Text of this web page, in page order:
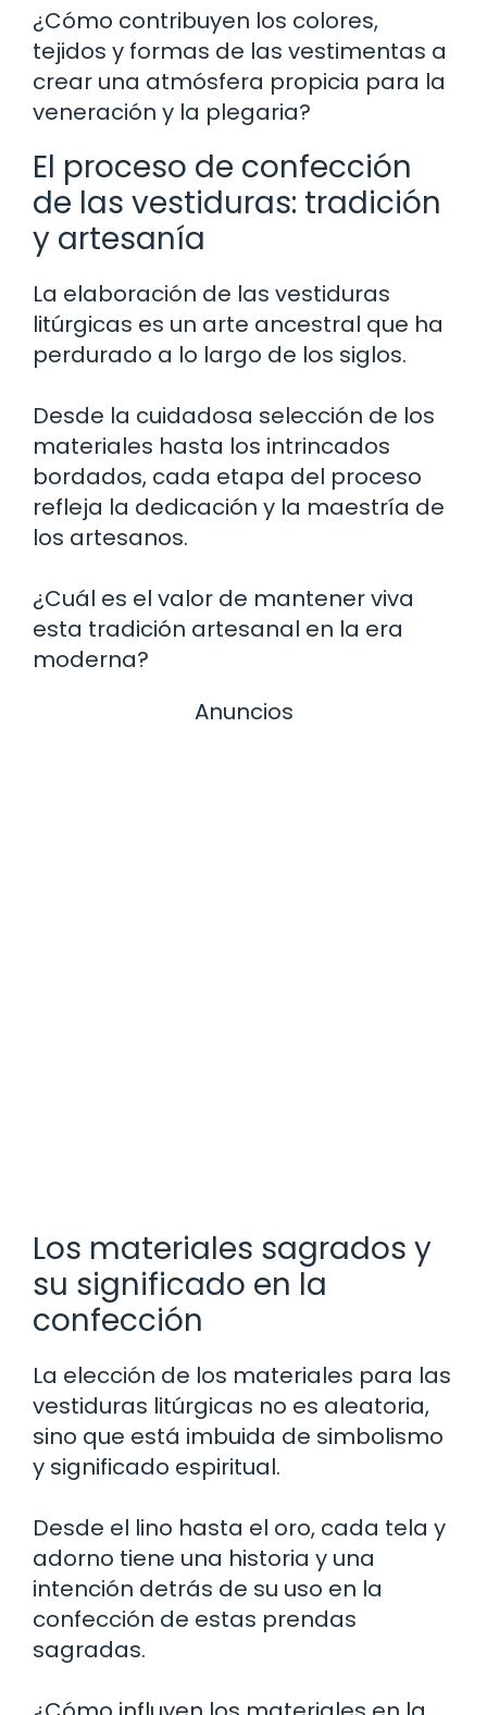
¿Cómo contribuyen los colores,
tejidos y formas de las vestimentas a
crear una atmósfera propicia para la
veneración y la plegaria?
El proceso de confección
de las vestiduras: tradición
y artesanía
La elaboración de las vestiduras
litúrgicas es un arte ancestral que ha
perdurado a lo largo de los siglos.
Desde la cuidadosa selección de los
materiales hasta los intrincados
bordados, cada etapa del proceso
refleja la dedicación y la maestría de
los artesanos.
¿Cuál es el valor de mantener viva
esta tradición artesanal en la era
moderna?
Anuncios
Los materiales sagrados y
su significado en la
confección
La elección de los materiales para las
vestiduras litúrgicas no es aleatoria,
sino que está imbuida de simbolismo
y significado espiritual.
Desde el lino hasta el oro, cada tela y
adorno tiene una historia y una
intención detrás de su uso en la
confección de estas prendas
sagradas.